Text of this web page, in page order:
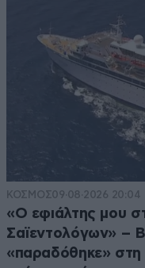
ΚΟΣΜΟΣ09·08·2026 20:04
«Ο εφιάλτης μου
Σαϊεντολόγων» –
«παραδόθηκε» στη